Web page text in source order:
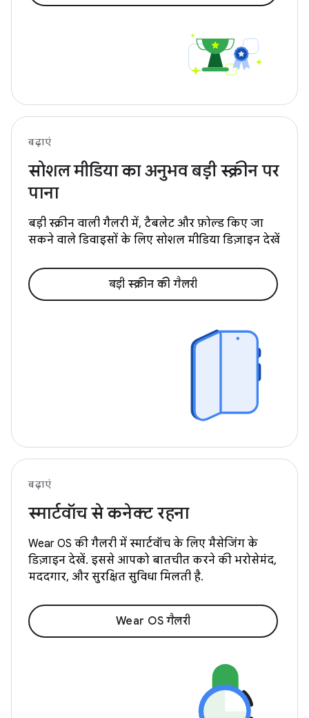
बढ़ाएं
सोशल मीडिया का अनुभव बड़ी स्क्रीन पर
पाना
बड़ी स्क्रीन वाली गैलरी में, टैबलेट और फ़ोल्ड किए जा
सकने वाले डिवाइसों के लिए सोशल मीडिया डिज़ाइन देखें
बड़ी स्क्रीन की गैलरी
बढ़ाएं
स्मार्टवॉच से कनेक्ट रहना
Wear OS की गैलरी में स्मार्टवॉच के लिए मैसेजिंग के
डिज़ाइन देखें. इससे आपको बातचीत करने की भरोसेमंद,
मददगार, और सुरक्षित सुविधा मिलती है.
Wear OS गैलरी